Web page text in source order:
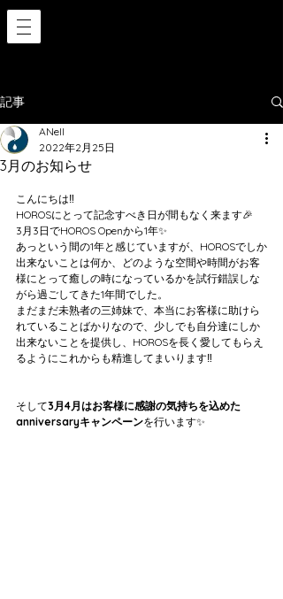
記事
3月のお知らせ
ANell
2022年2月25日
こんにちは‼️
HOROSにとって記念すべき日が間もなく来ます🎉
3月3日でHOROS Openから1年✨
あっという間の1年と感じていますが、HOROSでしか
出来ないことは何か、どのような空間や時間がお客
様にとって癒しの時になっているかを試行錯誤しな
がら過ごしてきた1年間でした。
まだまだ未熟者の三姉妹で、本当にお客様に助けら
れていることばかりなので、少しでも自分達にしか
出来ないことを提供し、HOROSを長く愛してもらえ
るようにこれからも精進してまいります‼️
そして3月4月はお客様に感謝の気持ちを込めた
anniversaryキャンペーンを行います✨